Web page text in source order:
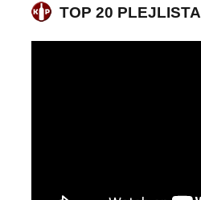
TOP 20 PLEJLISTA